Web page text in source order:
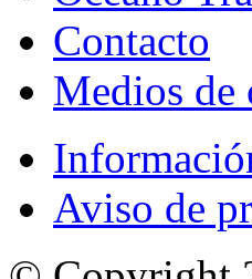
Contacto
Medios de
Aviso de